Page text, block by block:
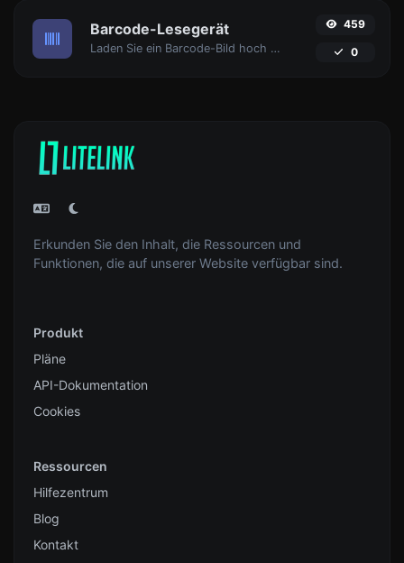
Barcode-Lesegerät
Laden Sie ein Barcode-Bild hoch und extrahieren Sie die Daten daraus.
459
0
Erkunden Sie den Inhalt, die Ressourcen und
Funktionen, die auf unserer Website verfügbar sind.
Produkt
Pläne
API-Dokumentation
Cookies
Ressourcen
Hilfezentrum
Blog
Kontakt